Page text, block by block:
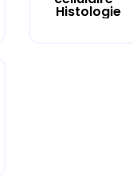
Histologie